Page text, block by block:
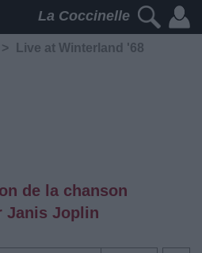
La Coccinelle
> Live at Winterland '68
de la chanson
Janis Joplin